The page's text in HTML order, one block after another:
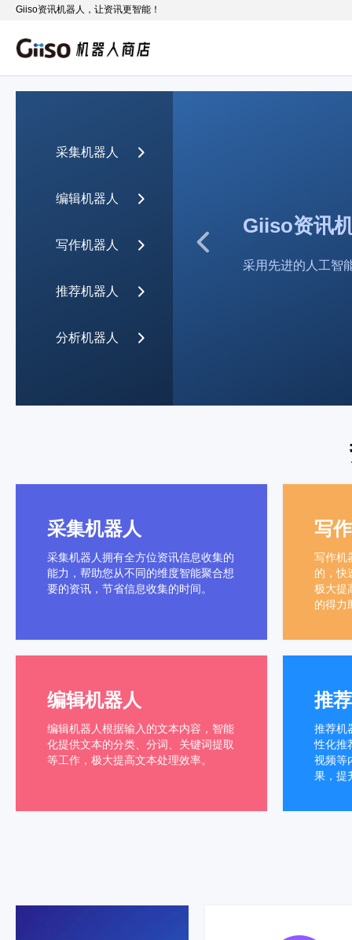
Giiso资讯机器人，让资讯更智能！
采集机器人
编辑机器人
写作机器人
推荐机器人
分析机器人
Giiso资讯
采用先进的人工智
采集机器人
采集机器人拥有全方位资讯信息收集的
能力，帮助您从不同的维度智能聚合想
要的资讯，节省信息收集的时间。
写
写作机
的，快
极大提
的得力
编辑机器人
编辑机器人根据输入的文本内容，智能
化提供文本的分类、分词、关键词提取
等工作，极大提高文本处理效率。
推
推荐机
性化推
视频等
果，提